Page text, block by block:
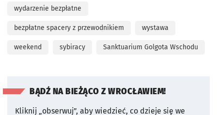
wydarzenie bezpłatne
bezpłatne spacery z przewodnikiem wystawa
weekend sybiracy Sanktuarium Golgota Wschodu
BĄDŹ NA BIEŻĄCO Z WROCŁAWIEM!
Kliknij „obserwuj”, aby wiedzieć, co dzieje się we